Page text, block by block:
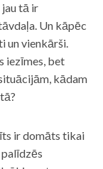
tā ir
Un kāpēc
un vienkārši.
iezīmes, bet
kādam
ir domāts tikai